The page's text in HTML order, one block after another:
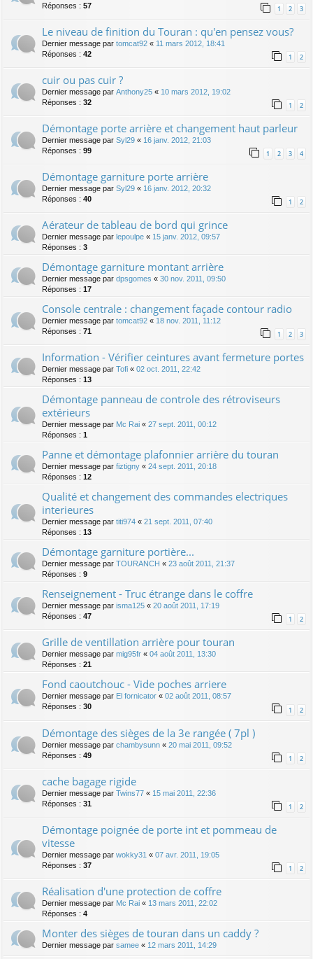
Réponses : 57 1 2 3
Le niveau de finition du Touran : qu'en pensez vous?
Dernier message par tomcat92 « 11 mars 2012, 18:41
Réponses : 42 1 2
cuir ou pas cuir ?
Dernier message par Anthony25 « 10 mars 2012, 19:02
Réponses : 32 1 2
Démontage porte arrière et changement haut parleur
Dernier message par Syl29 « 16 janv. 2012, 21:03
Réponses : 99 1 2 3 4
Démontage garniture porte arrière
Dernier message par Syl29 « 16 janv. 2012, 20:32
Réponses : 40 1 2
Aérateur de tableau de bord qui grince
Dernier message par lepoulpe « 15 janv. 2012, 09:57
Réponses : 3
Démontage garniture montant arrière
Dernier message par dpsgomes « 30 nov. 2011, 09:50
Réponses : 17
Console centrale : changement façade contour radio
Dernier message par tomcat92 « 18 nov. 2011, 11:12
Réponses : 71 1 2 3
Information - Vérifier ceintures avant fermeture portes
Dernier message par Tofi « 02 oct. 2011, 22:42
Réponses : 13
Démontage panneau de controle des rétroviseurs
extérieurs
Dernier message par Mc Rai « 27 sept. 2011, 00:12
Réponses : 1
Panne et démontage plafonnier arrière du touran
Dernier message par fiztigny « 24 sept. 2011, 20:18
Réponses : 12
Qualité et changement des commandes electriques
interieures
Dernier message par titi974 « 21 sept. 2011, 07:40
Réponses : 13
Démontage garniture portière...
Dernier message par TOURANCH « 23 août 2011, 21:37
Réponses : 9
Renseignement - Truc étrange dans le coffre
Dernier message par isma125 « 20 août 2011, 17:19
Réponses : 47 1 2
Grille de ventillation arrière pour touran
Dernier message par mig95fr « 04 août 2011, 13:30
Réponses : 21
Fond caoutchouc - Vide poches arriere
Dernier message par El fornicator « 02 août 2011, 08:57
Réponses : 30 1 2
Démontage des sièges de la 3e rangée ( 7pl )
Dernier message par chambysunn « 20 mai 2011, 09:52
Réponses : 49 1 2
cache bagage rigide
Dernier message par Twins77 « 15 mai 2011, 22:36
Réponses : 31 1 2
Démontage poignée de porte int et pommeau de
vitesse
Dernier message par wokky31 « 07 avr. 2011, 19:05
Réponses : 37 1 2
Réalisation d'une protection de coffre
Dernier message par Mc Rai « 13 mars 2011, 22:02
Réponses : 4
Monter des sièges de touran dans un caddy ?
Dernier message par samee « 12 mars 2011, 14:29